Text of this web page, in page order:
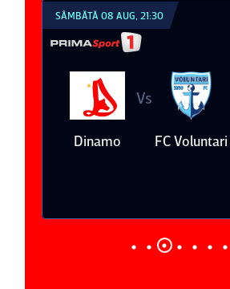
SÂMBĂTĂ 08 AUG, 21:30
Dinamo
Vs
FC Voluntari